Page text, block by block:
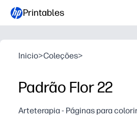
Printables
Inicio>Coleções>
Padrão Flor 22
Arteterapia - Páginas para